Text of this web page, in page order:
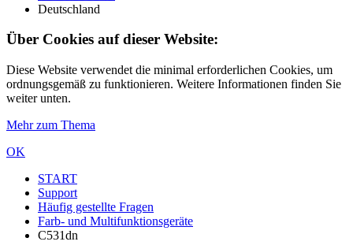
Deutschland
Über Cookies auf dieser Website:
Diese Website verwendet die minimal erforderlichen Cookies, um
ordnungsgemäß zu funktionieren. Weitere Informationen finden Sie
weiter unten.
Mehr zum Thema
OK
START
Support
Häufig gestellte Fragen
Farb- und Multifunktionsgeräte
C531dn